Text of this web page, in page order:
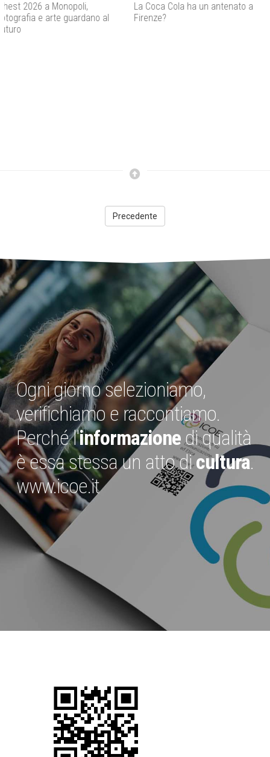
La Coca Cola ha un antenato a
Firenze?
Agenti IA e sicurezza, quando
l’autonomia diventa un rischio
Precedente
Ogni giorno selezioniamo,
verifichiamo e raccontiamo.
Perché l'informazionedi qualità
è essa stessa un atto dicultura.
www.icoe.it